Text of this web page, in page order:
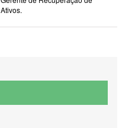
Ativos.